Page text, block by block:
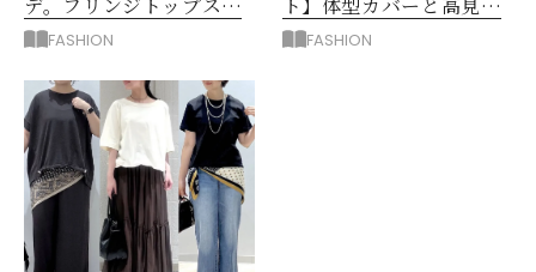
主役に洗練アースカラー
FASHION
を叶える4コーデ
FASHION